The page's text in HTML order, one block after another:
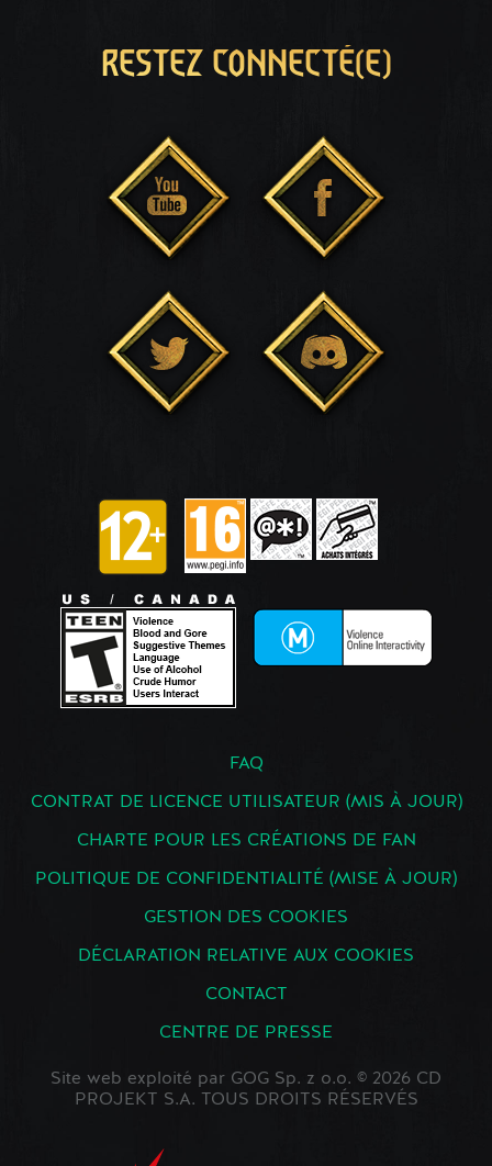
RESTEZ CONNECTÉ(E)
FAQ
CONTRAT DE LICENCE UTILISATEUR (MIS À JOUR)
CHARTE POUR LES CRÉATIONS DE FAN
POLITIQUE DE CONFIDENTIALITÉ (MISE À JOUR)
GESTION DES COOKIES
DÉCLARATION RELATIVE AUX COOKIES
CONTACT
CENTRE DE PRESSE
Site web exploité par GOG Sp. z o.o. © 2026 CD
PROJEKT S.A. TOUS DROITS RÉSERVÉS